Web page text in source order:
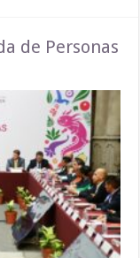
de Personas